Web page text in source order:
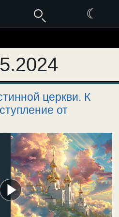
☾
церкви. К
от